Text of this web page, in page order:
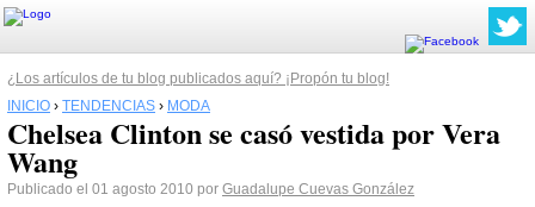
¿Los artículos de tu blog publicados aquí? ¡Propón tu blog!
INICIO › TENDENCIAS › MODA
Chelsea Clinton se casó vestida por Vera
Wang
Publicado el 01 agosto 2010 por Guadalupe Cuevas González